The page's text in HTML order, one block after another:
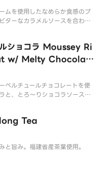
ムを使用したなめらか食感のプ
ターなカラメルソースを合わせ
ショコラ Moussey Ri
w/ Melty Chocolate
ベルチュールチョコレートを使
と、とろ～りショコラソースの
Tea
と旨み。福建省産茶葉使用。